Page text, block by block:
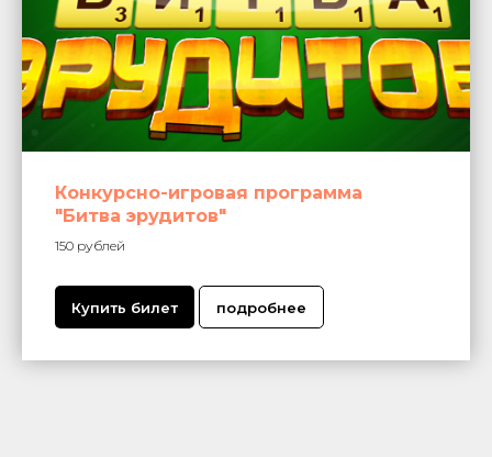
Конкурсно-игровая программа
"Битва эрудитов"
150 рублей
Купить билет подробнее